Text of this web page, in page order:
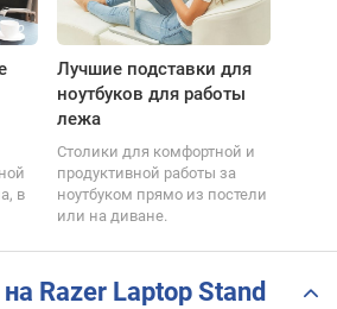
в
Лучшие подставки для
ноутбуков для работы
лежа
Столики для комфортной и
продуктивной работы за
ноутбуком прямо из постели
или на диване.
Razer Laptop Stand